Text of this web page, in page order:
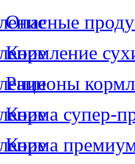
Опасные
Кормление
Рационы
Корма супер-
Корма премиум